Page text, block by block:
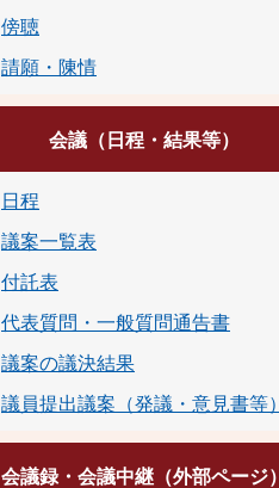
傍聴
請願・陳情
会議（日程・結果等）
日程
議案一覧表
付託表
代表質問・一般質問通告書
議案の議決結果
議員提出議案（発議・意見書等）
会議録・会議中継（外部ページ）